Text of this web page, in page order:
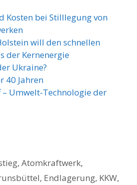
Kosten bei Stilllegung von
will den schnellen
der Kernenergie
Ukraine?
40 Jahren
– Umwelt-Technologie der
,Atomkraftwerk,
, Endlagerung, KKW,